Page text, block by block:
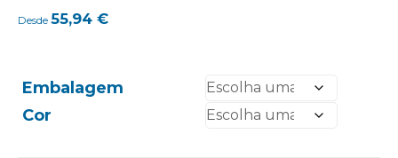
Desde 55,94 €
Embalagem
Cor